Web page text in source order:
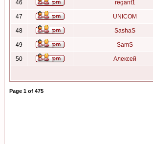
46 regant1
47 UNICOM
48 SashaS
49 SamS
50 Алексей
Page 1 of 475